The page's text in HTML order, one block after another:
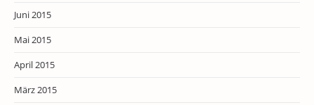
Juni 2015
Mai 2015
April 2015
März 2015